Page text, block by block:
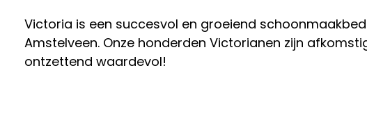
Victoria is een succesvol en groeiend
Amstelveen. Onze honderden Victorianen zijn
ontzettend waardevol!